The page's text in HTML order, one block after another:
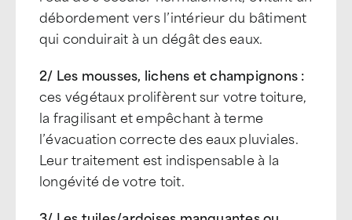
débordement vers l’intérieur du bâtiment
qui conduirait à un dégât des eaux.
2/ Les mousses, lichens et champignons :
ces végétaux prolifèrent sur votre toiture,
la fragilisant et empêchant à terme
l’évacuation correcte des eaux pluviales.
Leur traitement est indispensable à la
longévité de votre toit.